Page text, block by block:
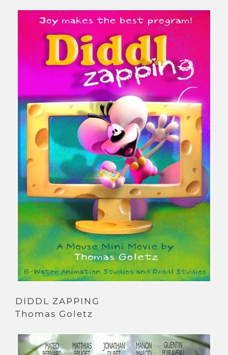
DIDDL ZAPPING
Thomas Goletz